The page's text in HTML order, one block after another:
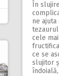
În
ne
cele
ce se
slujitor